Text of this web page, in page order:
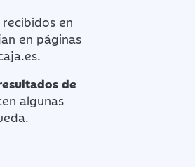
recibidos en
en páginas
de
algunas